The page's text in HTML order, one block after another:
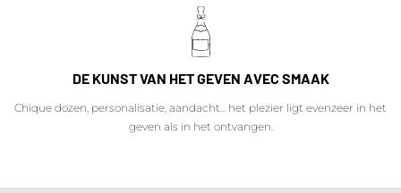
DE KUNST VAN HET GEVEN AVEC SMAAK
Chique dozen, personalisatie, aandacht... het plezier ligt evenzeer in het
geven als in het ontvangen.